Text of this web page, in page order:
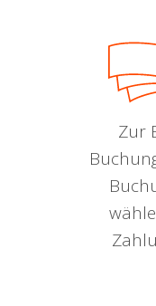
Zur